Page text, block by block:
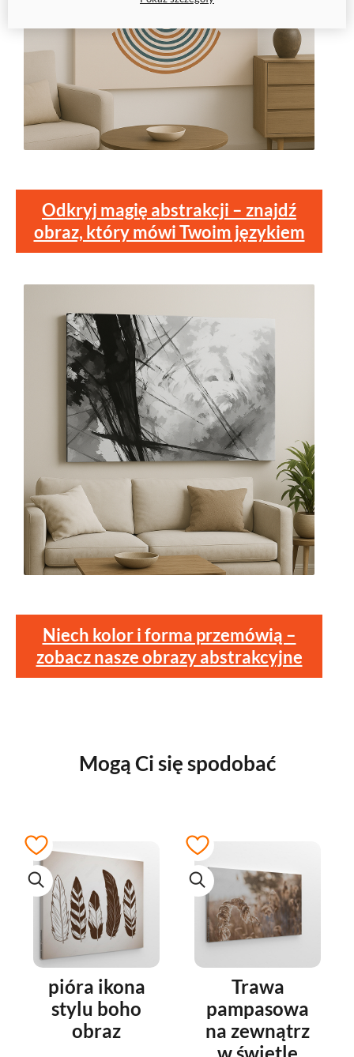
Odkryj magię abstrakcji – znajdź
obraz, który mówi Twoim językiem
Niech kolor i forma przemówią –
zobacz nasze obrazy abstrakcyjne
Mogą Ci się spodobać
pióra ikona
stylu boho
obraz
Trawa
pampasowa
na zewnątrz